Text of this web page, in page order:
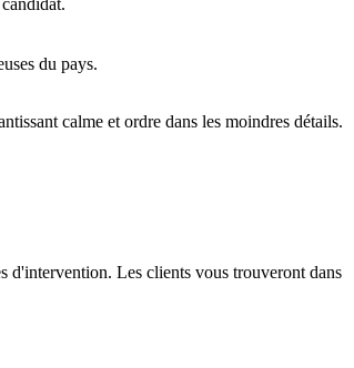
du pays.
calme et ordre dans les moindres détails.
d'intervention. Les clients vous trouveront dans